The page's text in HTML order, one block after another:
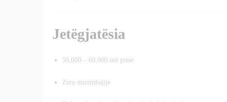
Jetëgjatësia
50,000 – 60,000 orë pune
Zero mirëmbajtje